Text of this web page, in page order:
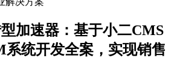
加速器：基于小二CMS
系统开发全案，实现销售